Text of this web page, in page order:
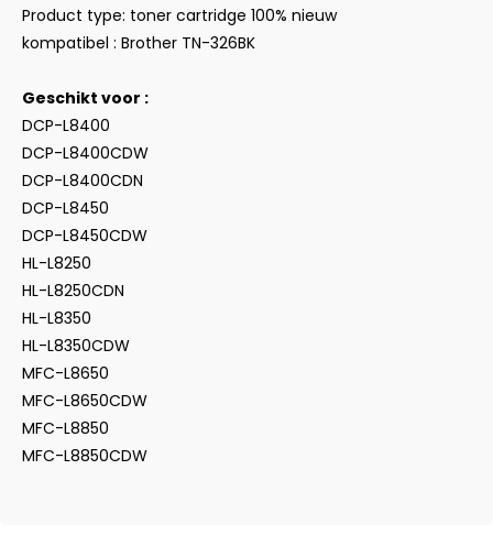
Product type: toner cartridge 100% nieuw
kompatibel : Brother TN-326BK
Geschikt voor :
DCP-L8400
DCP-L8400CDW
DCP-L8400CDN
DCP-L8450
DCP-L8450CDW
HL-L8250
HL-L8250CDN
HL-L8350
HL-L8350CDW
MFC-L8650
MFC-L8650CDW
MFC-L8850
MFC-L8850CDW